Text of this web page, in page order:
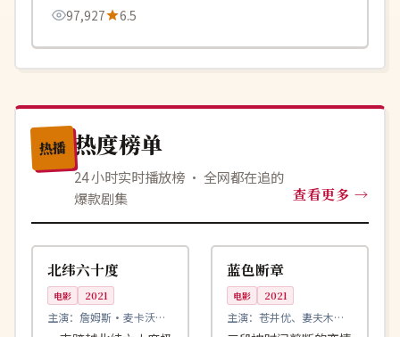
97,927
6.5
热播 热度榜单
24 小时实时播放榜 · 全网都在追的
爆款剧集
查看更多
英国
99:00
北纬六十度
电影 2021
主演： 詹姆斯·麦卡沃
伊、凯特·布兰切特 等
日本
99:54
蓝色断章
电影 2021
主演： 苍井优、妻夫木聪